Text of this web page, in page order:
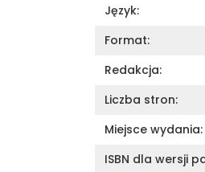
Język:
Format:
Redakcja:
Liczba stron:
Miejsce wydania:
ISBN dla wersji